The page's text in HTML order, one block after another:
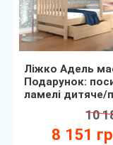
Ліжко Адель
Подарунок:
ламелі дитяче/
8 151
10